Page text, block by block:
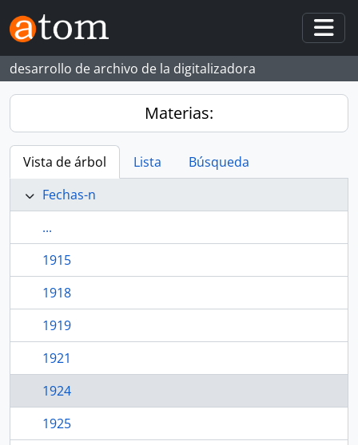
Skip to main content
desarrollo de archivo de la digitalizadora
Materias:
Vista de árbol Lista
Búsqueda
Fechas-n
...
1915
1918
1919
1921
1924
1925